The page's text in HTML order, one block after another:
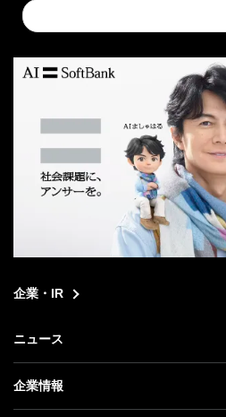
Conduct
a
企業・IR
ニュース
ニュース トップ
企業情報